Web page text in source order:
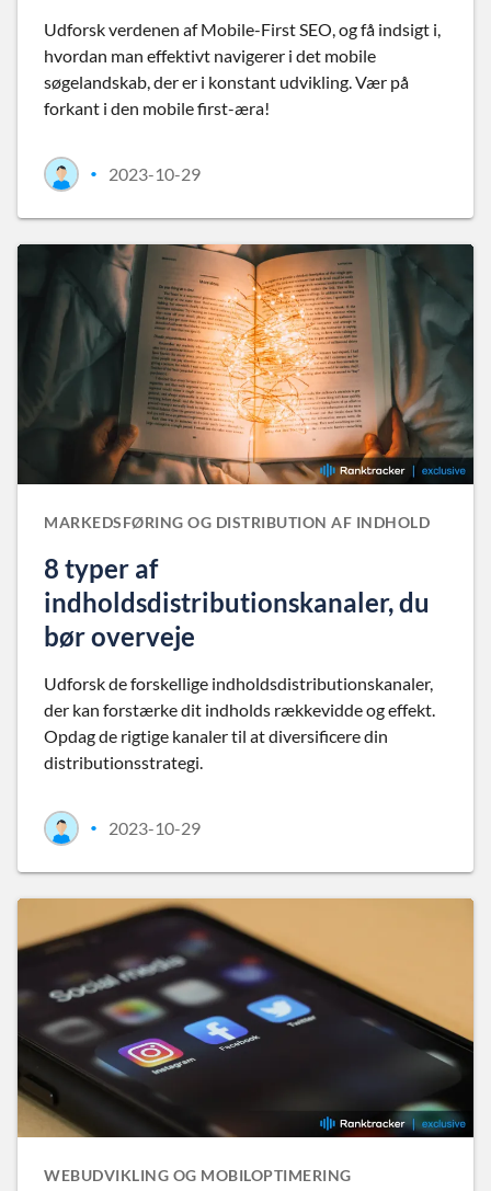
Udforsk verdenen af Mobile-First SEO, og få indsigt i,
hvordan man effektivt navigerer i det mobile
søgelandskab, der er i konstant udvikling. Vær på
forkant i den mobile first-æra!
• 2023-10-29
MARKEDSFØRING OG DISTRIBUTION AF INDHOLD
8 typer af
indholdsdistributionskanaler, du
bør overveje
Udforsk de forskellige indholdsdistributionskanaler,
der kan forstærke dit indholds rækkevidde og effekt.
Opdag de rigtige kanaler til at diversificere din
distributionsstrategi.
• 2023-10-29
WEBUDVIKLING OG MOBILOPTIMERING